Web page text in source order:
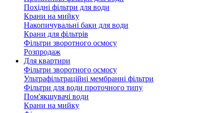
Похідні фільтри для води
Крани на мийку
Накопичувальні баки для води
Крани для фільтрів
Фільтри зворотного осмосу
Розпродаж
Для квартири
Фільтри зворотного осмосу
Ультрафільтраційні мембранні фільтри
Фільтри для води проточного типу
Пом'якшувачі води
Крани на мийку